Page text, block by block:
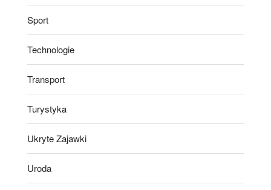
Sport
Technologie
Transport
Turystyka
Ukryte Zajawki
Uroda